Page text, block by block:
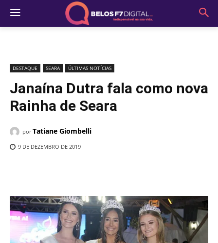
DESTAQUE SEARA ÚLTIMAS NOTÍCIAS
Janaína Dutra fala como nova
Rainha de Seara
por Tatiane Giombelli
9 DE DEZEMBRO DE 2019